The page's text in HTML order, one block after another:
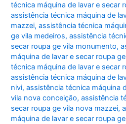
técnica máquina de lavar e secar
assistência técnica máquina de
mazzei,assistência técnica
ge vila medeiros,assistência
secar roupa ge vila monumento,
máquina de lavar e secar roupa
técnica máquina de lavar e secar
assistência técnica máquina de
nivi,assistência técnica máquina
vila nova conceição,assistência
secar roupa ge vila nova mazzei,
máquina de lavar e secar roupa